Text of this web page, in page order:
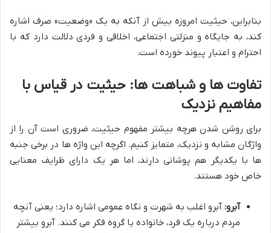
بنابراین، حیثیت امروزه بیش از آنکه به یک «وضعیت» صرف اشاره
کند، به جایگاه و منزلتی اجتماعی، اخلاقی و فردی دلالت دارد که با
احترام و اعتبار پیوند خورده است.
تفاوت ها و شباهت ها: حیثیت در قیاس با
مفاهیم نزدیک
برای روشن شدن هرچه بیشتر مفهوم حیثیت، ضروری است آن را از
واژگان مشابه و نزدیک، متمایز کنیم. اگرچه این واژه ها در برخی جنبه
ها با یکدیگر هم پوشانی دارند، اما هر یک دارای ظرایف معنایی
خاص خود هستند.
آبرو: آبرو اغلب به شهرت و نگاه عمومی اشاره دارد؛ یعنی آنچه
مردم درباره یک فرد، خانواده یا گروه فکر می کنند. آبرو بیشتر